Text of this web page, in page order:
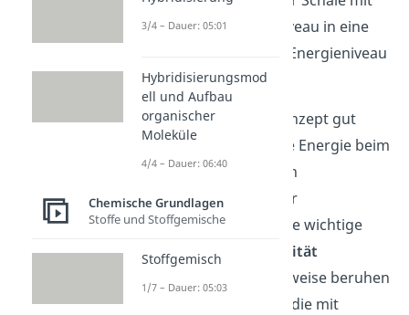
niedrigem Energieniveau in eine
Schale mit höherem Energieniveau
zu bringen.
Du solltest dieses Konzept gut
verinnerlichen, da die Energie beim
Schalenübergang von
höhererliegenden zur
tieferliegenden Schale wichtige
Vorgänge in der
Realität
beschreibt. Beispielsweise beruhen
sehr viele Vorgänge, die mit
3/4 – Dauer: 05:01
Hybridisierungsmod
ell und Aufbau
organischer
Moleküle
4/4 – Dauer: 06:40
Chemische Grundlagen
Stoffe und Stoffgemische
Stoffgemisch
1/7 – Dauer: 05:03